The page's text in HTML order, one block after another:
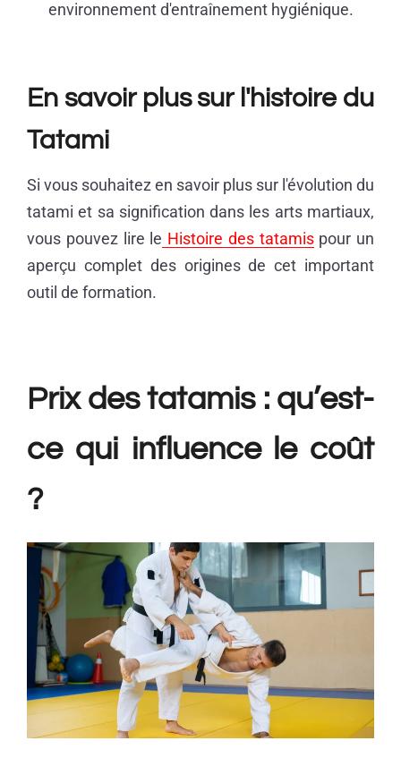
environnement d'entraînement hygiénique.
En savoir plus sur l'histoire du
Tatami
Si vous souhaitez en savoir plus sur l'évolution du
tatami et sa signification dans les arts martiaux,
vous pouvez lire le Histoire des tatamispour un
aperçu complet des origines de cet important
outil de formation.
Prix des tatamis : qu’est-
ce qui influence le coût
?